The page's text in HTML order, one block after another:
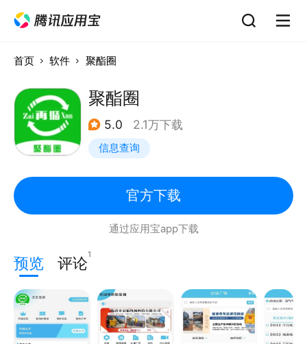
首页 软件 聚酯圈
聚酯圈
5.0 2.1万下载
信息查询
官方下载
通过应用宝app下载
预览 评论1